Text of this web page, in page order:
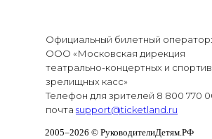
2005–2026 © РуководителиДетям.РФ
Официальный билетный оператор:
ООО «Московская дирекция
театрально-концертных и
зрелищных касс»
Телефон для зрителей 8 800 770
почта support@ticketland.ru